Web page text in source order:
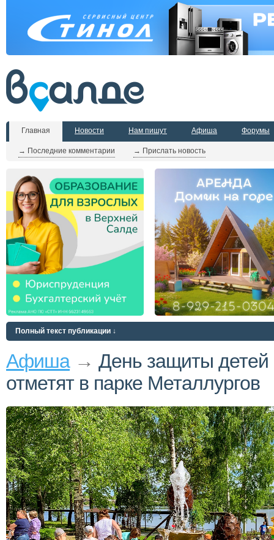
Главная
→ Последние комментарии → Прислать новость
Новости Нам пишут Афиша Форумы
Полный текст публикации ↓
Афиша→ День защиты
отметят в парке Металлургов